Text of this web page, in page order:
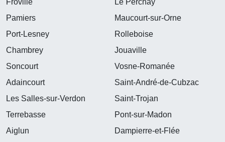
Froville
Le Perchay
Pamiers
Maucourt-sur-Orne
Port-Lesney
Rolleboise
Chambrey
Jouaville
Soncourt
Vosne-Romanée
Adaincourt
Saint-André-de-Cubzac
Les Salles-sur-Verdon
Saint-Trojan
Terrebasse
Pont-sur-Madon
Aiglun
Dampierre-et-Flée